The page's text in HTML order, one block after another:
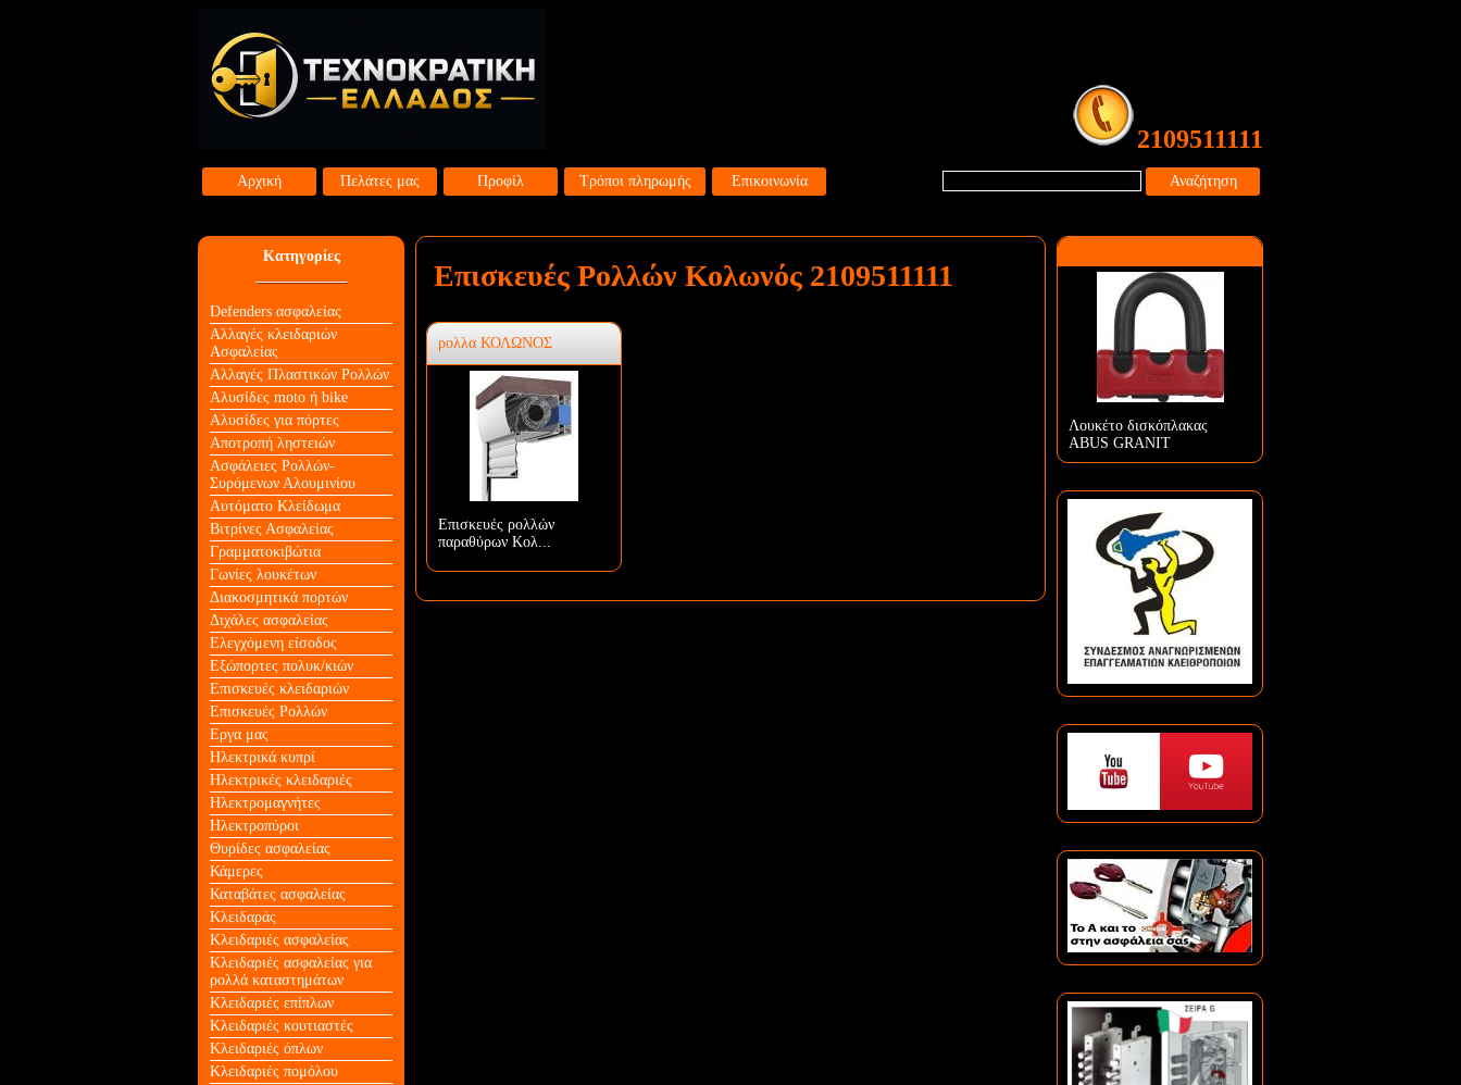
2109511111
Αρχική Πελάτες μας Προφίλ Τρόποι πληρωμής Επικοινωνία Αναζήτηση
Κατηγορίες
Defenders ασφαλείας
Αλλαγές κλειδαριών
Aσφαλείας
Αλλαγές Πλαστικών Ρολλών
Αλυσίδες moto ή bike
Αλυσίδες για πόρτες
Αποτροπή ληστειών
Ασφάλειες Ρολλών-
Συρόμενων Αλουμινίου
Αυτόματο Κλείδωμα
Βιτρίνες Ασφαλείας
Γραμματοκιβώτια
Γωνίες λουκέτων
Διακοσμητικά πορτών
Διχάλες ασφαλείας
Ελεγχόμενη είσοδος
Εξώπορτες πολυκ/κιών
Επισκευές κλειδαριών
Επισκευές Ρολλών
Εργα μας
Ηλεκτρικά κυπρί
Ηλεκτρικές κλειδαριές
Ηλεκτρομαγνήτες
Ηλεκτροπύροι
Θυρίδες ασφαλείας
Κάμερες
Καταβάτες ασφαλείας
Κλειδαράς
Κλειδαριές ασφαλείας
Κλειδαριές ασφαλείας για
ρολλά καταστημάτων
Κλειδαριές επίπλων
Κλειδαριές κουτιαστές
Κλειδαριές όπλων
Κλειδαριές πομόλου
Επισκευές Ρολλών Κολωνός 2109511111
ρολλα ΚΟΛΩΝΟΣ
Επισκευές ρολλών
παραθύρων Κολ...
Λουκέτο δισκόπλακας
ABUS GRANIT